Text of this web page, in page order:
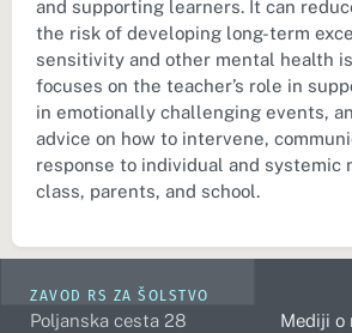
and supporting learners. It can
the risk of developing long-term
sensitivity and other mental health
focuses on the teacher’s role in
in emotionally challenging events,
advice on how to intervene,
response to individual and systemic
class, parents, and school.
ZAVOD RS ZA ŠOLSTVO
Poljanska cesta 28
Mediji o